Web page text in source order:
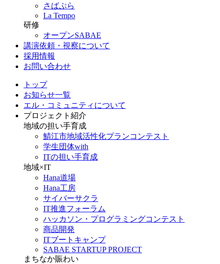
さばぷら
La Tempo
研修
オープンSABAE
講演依頼・視察について
採用情報
お問い合わせ
トップ
お知らせ一覧
エル・コミュニティについて
プロジェクト紹介
地域の担い手育成
鯖江市地域活性化プランコンテスト
学生団体with
ITの担い手育成
地域×IT
Hana道場
Hana工房
サイバーサクラ
IT推進フォーラム
ハッカソン・プログラミングコンテスト
商品開発
ITブートキャンプ
SABAE STARTUP PROJECT
まちなか賑わい